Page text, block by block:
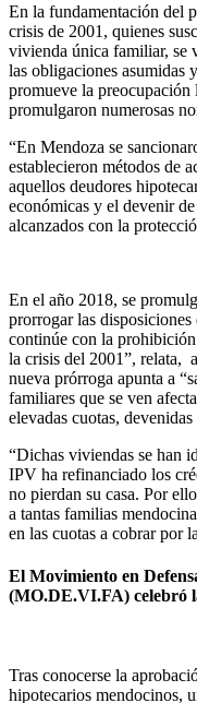
En la fundamentación del
crisis de 2001, quienes
vivienda única familiar, se
las obligaciones asumidas
promueve la
promulgaron numerosas
“En Mendoza se
establecieron métodos de
aquellos deudores
económicas y el devenir
alcanzados con la
En el año 2018, se
prorrogar las
continúe con la
la crisis del 2001”, relata,
nueva prórroga apunta a
familiares que se ven
elevadas cuotas,
“Dichas viviendas se han
IPV ha refinanciado los
no pierdan su casa. Por
a tantas familias
en las cuotas a cobrar por
El Movimiento en
(MO.DE.VI.FA) celebró
Tras conocerse la
hipotecarios mendocinos,